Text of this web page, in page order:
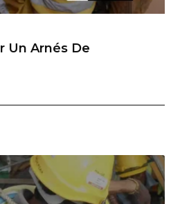
Un Arnés De